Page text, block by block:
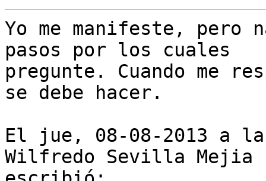
Yo me manifeste, pero
pasos por los cuales
pregunte. Cuando me
se debe hacer.
El jue, 08-08-2013 a
Wilfredo Sevilla Mejia